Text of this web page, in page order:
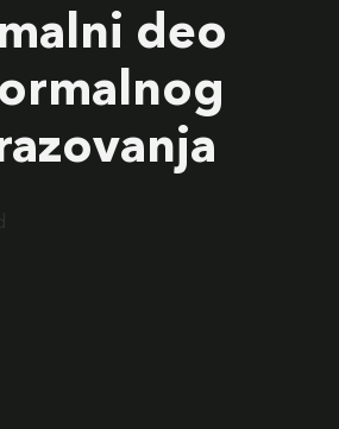
deo